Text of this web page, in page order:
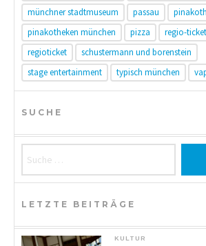
münchner stadtmuseum
passau
pinakotheken münchen
pizza regio-ticket
regioticket
schustermann und borenstein
stage entertainment
typisch münchen
SUCHE
LETZTE BEITRÄGE
KULTUR